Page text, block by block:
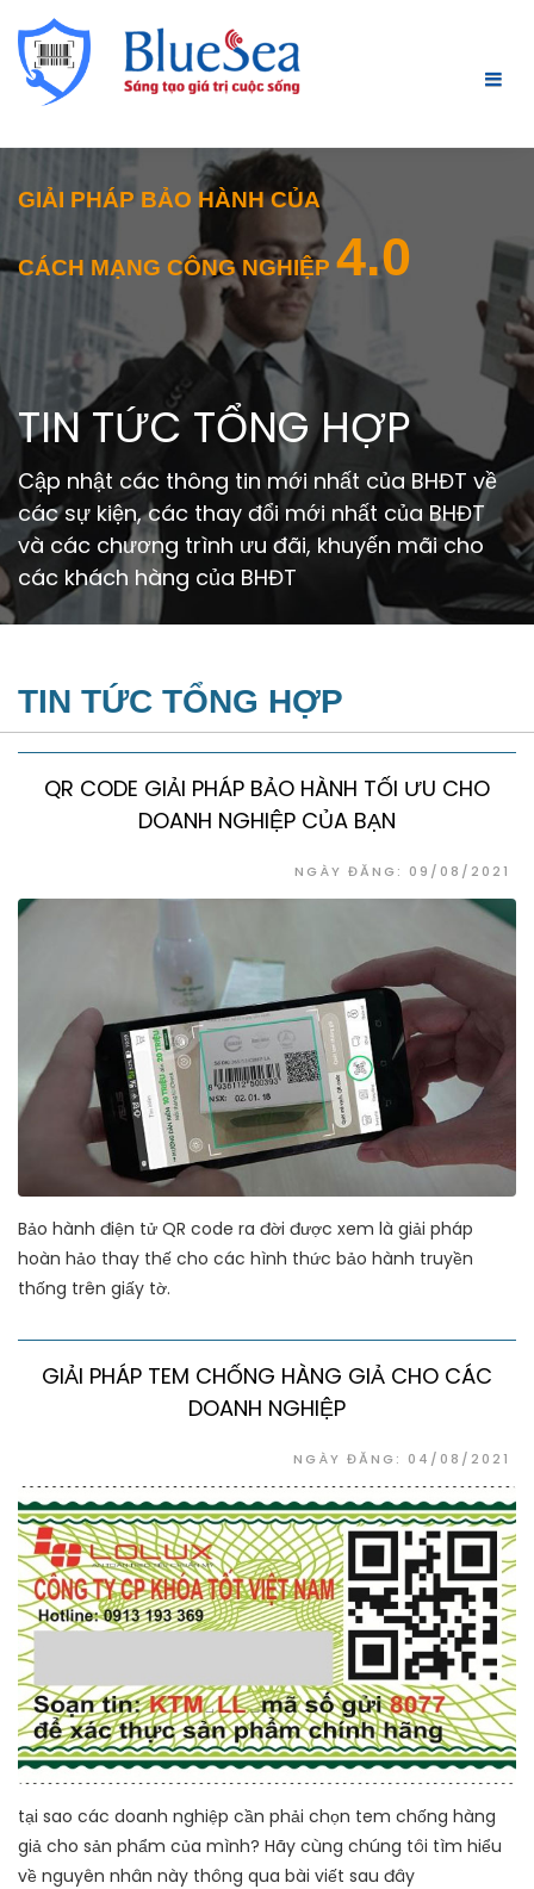
GIẢI PHÁP BẢO HÀNH CỦA
CÁCH MẠNG CÔNG NGHIỆP 4.0
TIN TỨC TỔNG HỢP
Cập nhật các thông tin mới nhất của BHĐT về
các sự kiện, các thay đổi mới nhất của BHĐT
và các chương trình ưu đãi, khuyến mãi cho
các khách hàng của BHĐT
TIN TỨC TỔNG HỢP
QR CODE GIẢI PHÁP BẢO HÀNH TỐI ƯU CHO
DOANH NGHIỆP CỦA BẠN
NGÀY ĐĂNG: 09/08/2021
Bảo hành điện tử QR code ra đời được xem là giải pháp
hoàn hảo thay thế cho các hình thức bảo hành truyền
thống trên giấy tờ.
GIẢI PHÁP TEM CHỐNG HÀNG GIẢ CHO CÁC
DOANH NGHIỆP
NGÀY ĐĂNG: 04/08/2021
tại sao các doanh nghiệp cần phải chọn tem chống hàng
giả cho sản phẩm của mình? Hãy cùng chúng tôi tìm hiểu
về nguyên nhân này thông qua bài viết sau đây